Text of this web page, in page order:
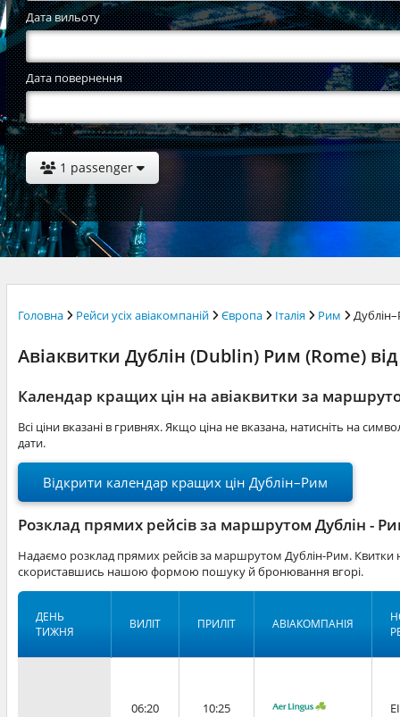
Дата вильоту
Дата повернення
1 passenger
Головна Рейси усіх авіакомпаній Європа Італія Рим
Авіаквитки Дублін (Dublin) Рим (Rome) від
Календар кращих цін на авіаквитки за
Всі ціни вказані в гривнях. Якщо ціна не вказана, натисніть на
дати.
Відкрити календар кращих цін Дублін–Рим
Розклад прямих рейсів за маршрутом Дублін -
Надаємо розклад прямих рейсів за маршрутом Дублін-Рим. Квитки
скориставшись нашою формою пошуку й бронювання вгорі.
ДЕНЬ
ТИЖНЯ
ВИЛІТ ПРИЛІТ АВІАКОМПАНІЯ
06:20 10:25